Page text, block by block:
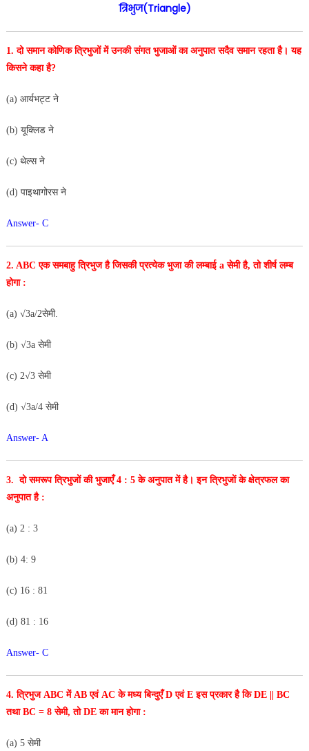
त्रिभुज(Triangle)
1. दो समान कोणिक त्रिभुजों में उनकी संगत भुजाओं का अनुपातसदैव समान रहता है। यह
किसने कहा है?
(a) आर्यभट्ट ने
(b) यूक्लिड ने
(c) थेल्स ने
(d) पाइथागोरस ने
Answer- C
2. ABC एक समबाहु त्रिभुज है जिसकी प्रत्येक भुजा की लम्बाई a सेमी है, तो शीर्ष लम्ब
होगा :
(a) √3a/2सेमी.
(b) √3a सेमी
(c) 2√3 सेमी
(d) √3a/4 सेमी
Answer- A
3. दो समरूप त्रिभुजों की भुजाएँ 4 : 5 के अनुपात में है। इन त्रिभुजों के क्षेत्रफल का
अनुपात है :
(a) 2 : 3
(b) 4: 9
(c) 16 : 81
(d) 81 : 16
Answer- C
4. त्रिभुज ABC में AB एवं AC के मध्य बिन्दुएँ D एवं E इस प्रकार हैकि DE || BC
तथा BC = 8 सेमी, तो DE का मान होगा :
(a) 5 सेमी